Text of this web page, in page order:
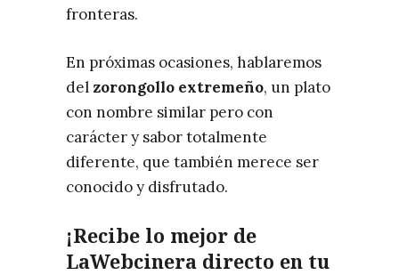
fronteras.
En próximas ocasiones, hablaremos
del zorongollo extremeño, un plato
con nombre similar pero con
carácter y sabor totalmente
diferente, que también merece ser
conocido y disfrutado.
¡Recibe lo mejor de
LaWebcinera directo en tu